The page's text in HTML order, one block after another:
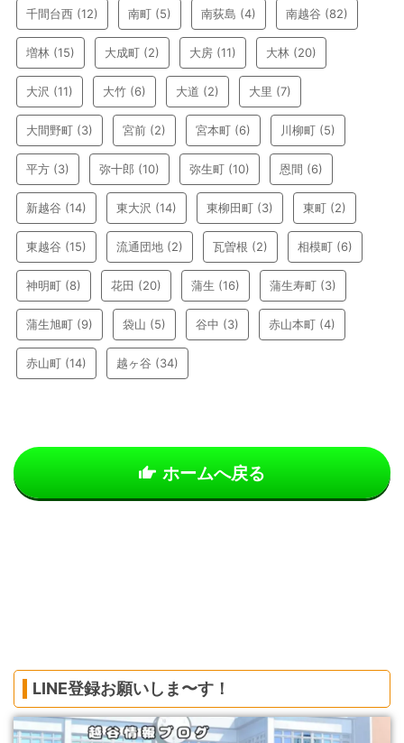
千間台西 (12) 南町 (5) 南荻島 (4) 南越谷 (82)
増林 (15) 大成町 (2) 大房 (11) 大林 (20)
大沢 (11) 大竹 (6) 大道 (2) 大里 (7)
大間野町 (3) 宮前 (2) 宮本町 (6) 川柳町 (5)
平方 (3) 弥十郎 (10) 弥生町 (10) 恩間 (6)
新越谷 (14) 東大沢 (14) 東柳田町 (3) 東町 (2)
東越谷 (15) 流通団地 (2) 瓦曽根 (2) 相模町 (6)
神明町 (8) 花田 (20) 蒲生 (16) 蒲生寿町 (3)
蒲生旭町 (9) 袋山 (5) 谷中 (3) 赤山本町 (4)
赤山町 (14) 越ヶ谷 (34)
ホームへ戻る
LINE登録お願いしま〜す！